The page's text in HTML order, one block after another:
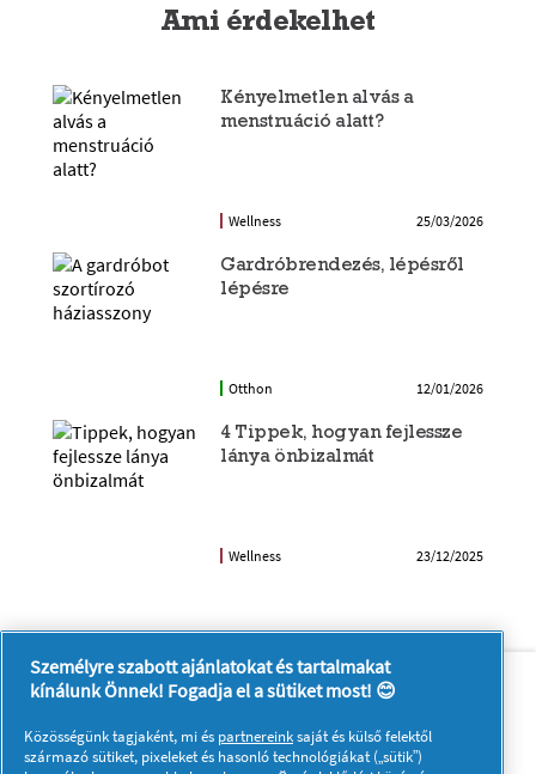
Ami érdekelhet
Kényelmetlen alvás a
menstruáció alatt?
Wellness 25/03/2026
Gardróbrendezés, lépésről
lépésre
Otthon 12/01/2026
4 Tippek, hogyan fejlessze
lánya önbizalmát
Wellness 23/12/2025
Rólunk
Kapcsolatfelvétel
A pg.com felkeresése
Kövessen minket:
Személyre szabott ajánlatokat és tartalmakat
kínálunk Önnek! Fogadja el a sütiket most! 😊
Közösségünk tagjaként, mi és partnereinksaját és külső felektől
származó sütiket, pixeleket és hasonló technológiákat („sütik”)